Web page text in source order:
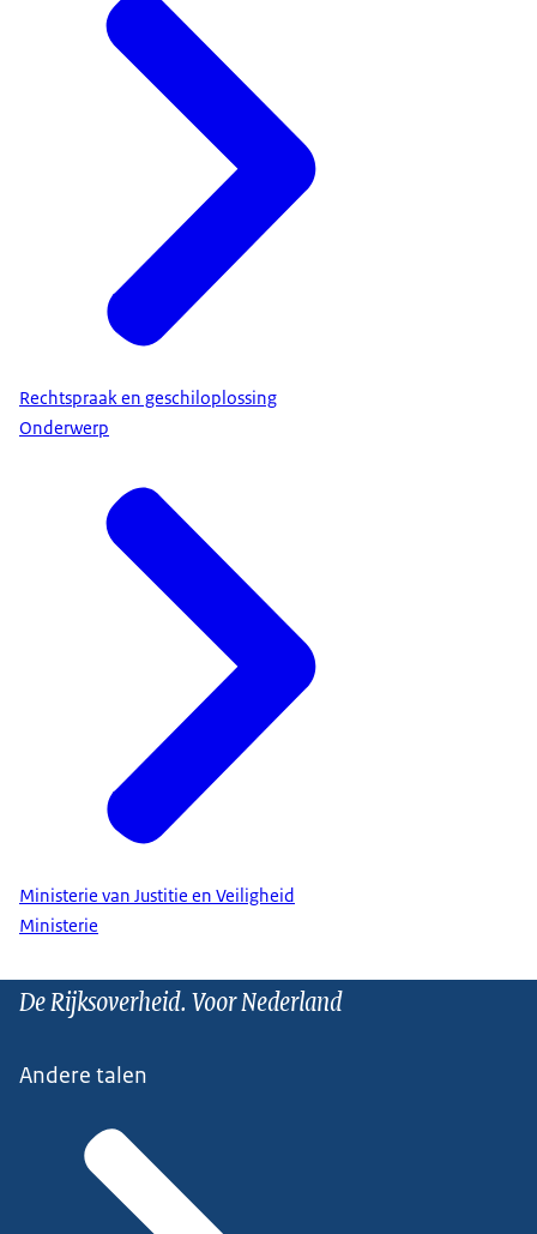
Rechtspraak en geschiloplossing
Onderwerp
Ministerie van Justitie en Veiligheid
Ministerie
De Rijksoverheid. Voor Nederland
Andere talen